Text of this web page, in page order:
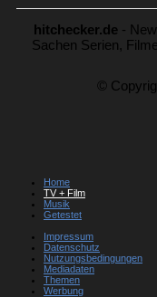
hitchecker.de -
Sachen Serien,
©
Home
TV + Film
Musik
Getestet
Impressum
Datenschutz
Nutzungsbedingungen
Mediadaten
Themen
Werbung